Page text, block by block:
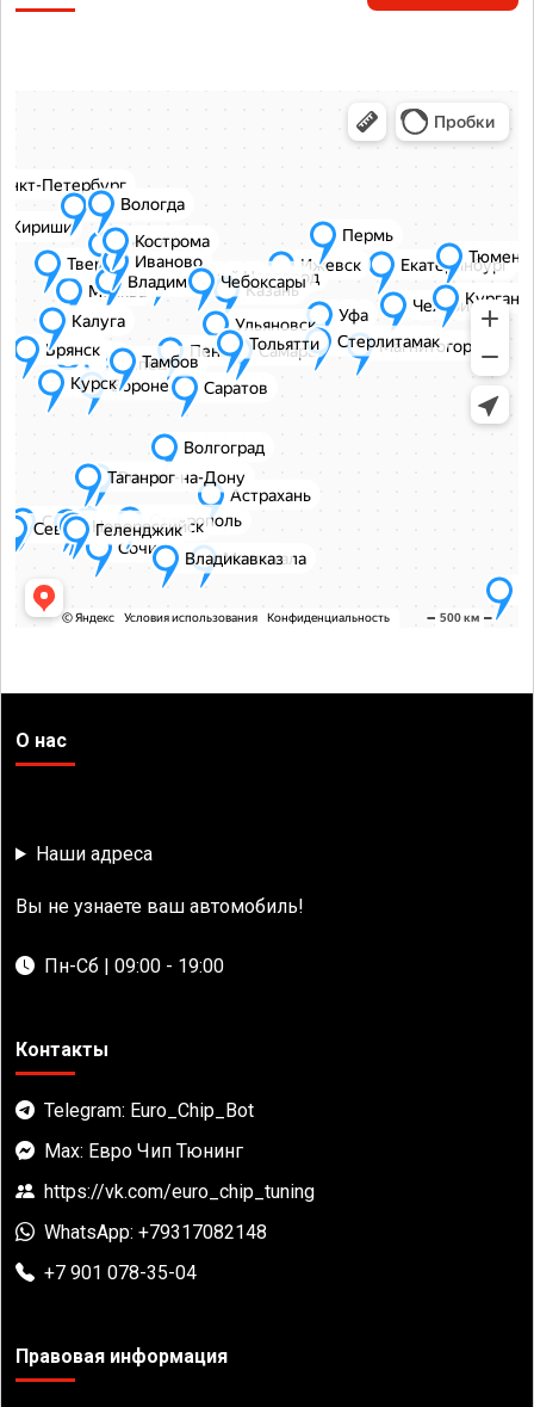
О нас
Наши адреса
Вы не узнаете ваш автомобиль!
Пн-Сб | 09:00 - 19:00
Контакты
Telegram: Euro_Chip_Bot
Max: Евро Чип Тюнинг
https://vk.com/euro_chip_tuning
WhatsApp: +79317082148
+7 901 078-35-04
Правовая информация